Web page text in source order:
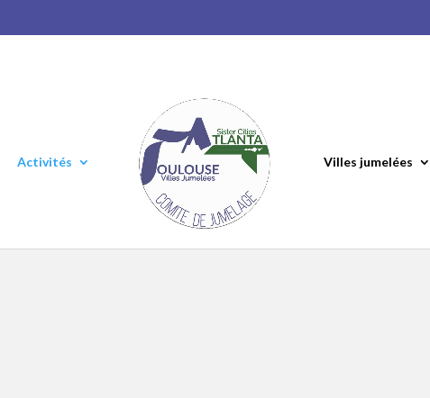
Activités Villes jumelées